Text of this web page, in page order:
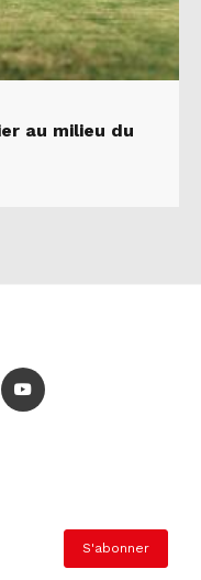
au milieu du
S'abonner